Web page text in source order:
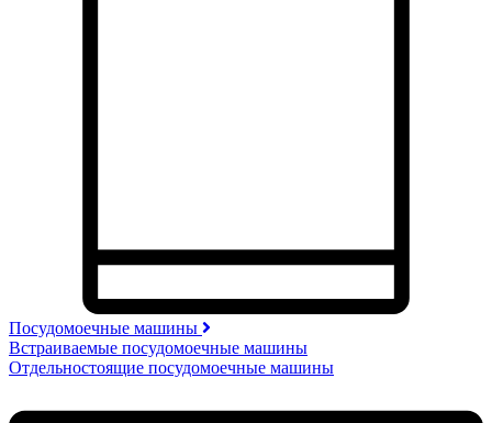
Посудомоечные машины
Встраиваемые посудомоечные машины
Отдельностоящие посудомоечные машины